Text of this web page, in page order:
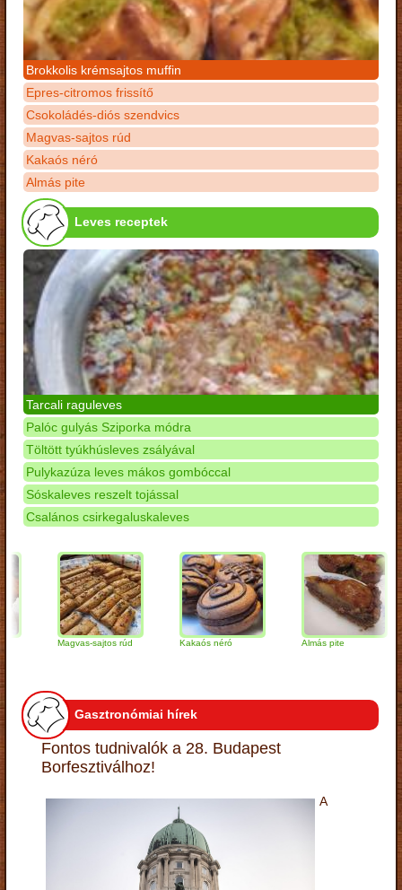
Brokkolis krémsajtos muffin
Epres-citromos frissítő
Csokoládés-diós szendvics
Magvas-sajtos rúd
Kakaós néró
Almás pite
Leves receptek
Tarcali raguleves
Palóc gulyás Sziporka módra
Töltött tyúkhúsleves zsályával
Pulykazúza leves mákos gombóccal
Sóskaleves reszelt tojással
Csalános csirkegaluskaleves
Magvas-sajtos rúd Kakaós néró Almás pite
Gasztronómiai hírek
Fontos tudnivalók a 28. Budapest
Borfesztiválhoz!
A